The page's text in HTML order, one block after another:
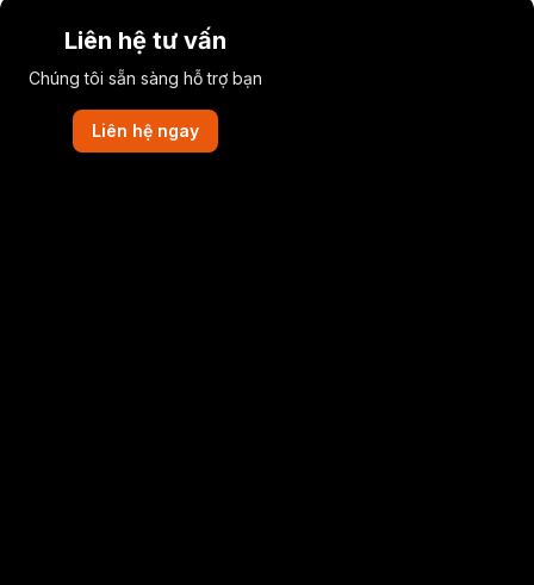
Liên hệ tư vấn
Chúng tôi sẵn sàng hỗ trợ bạn
Liên hệ ngay